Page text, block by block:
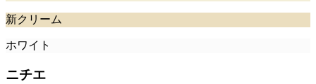
新クリーム
ホワイト
ニチエ